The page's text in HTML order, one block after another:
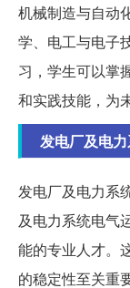
机械制造与自动
学、电工与电子
习，学生可以掌
和实践技能，为
发电厂及电
发电厂及电力系
及电力系统电气
能的专业人才。
的稳定性至关重